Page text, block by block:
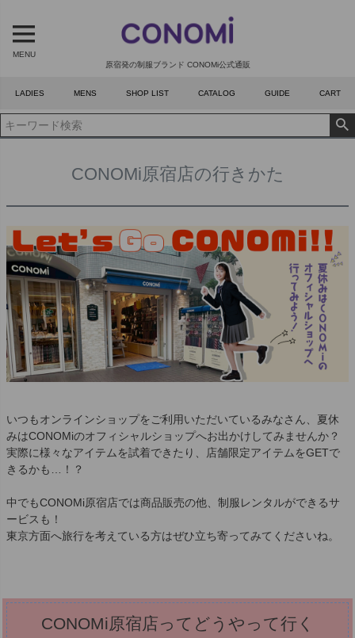
原宿発の制服ブランド CONOMi公式通販
MENU
LADIES MENS SHOP LIST CATALOG GUIDE CART
CONOMi原宿店の行きかた
いつもオンラインショップをご利用いただいているみなさん、夏休
みはCONOMiのオフィシャルショップへお出かけしてみませんか？
実際に様々なアイテムを試着できたり、店舗限定アイテムをGETで
きるかも…！？
中でもCONOMi原宿店では商品販売の他、制服レンタルができるサ
ービスも！
東京方面へ旅行を考えている方はぜひ立ち寄ってみてくださいね。
CONOMi原宿店ってどうやって行く